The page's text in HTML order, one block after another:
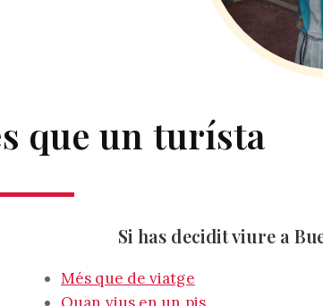
que un turísta
Si has decidit viure a
Més que de viatge